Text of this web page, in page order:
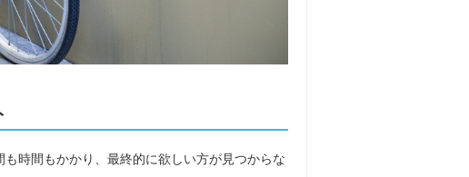
時間もかかり、最終的に欲しい方が見つからな